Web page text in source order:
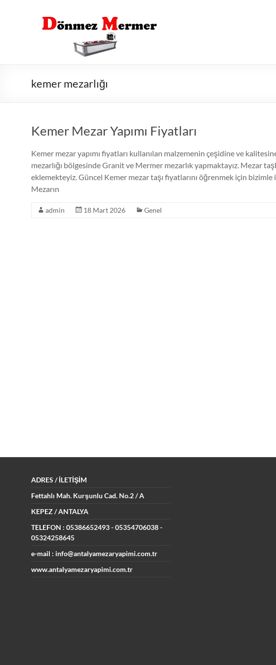
kemer mezarlığı
Kemer Mezar Yapımı Fiyatları
Kemer mezar yapımı fiyatları kullanılan malzemenin çeşidine ve
mezarlığı bölgesinde Granit ve Mermer mezarlık yapmaktayız. Mezar
eklemekteyiz. Güncel Kemer mezar taşı fiyatlarını öğrenmek için
Mezarın
admin 18 Mart 2026 Genel
ADRES / İLETİŞİM
Fettahlı Mah. Kurşunlu Cad. No.2 / A
KEPEZ / ANTALYA
TELEFON : 05386652493- 05354706038 -
05324258645
e-mail : info@antalyamezaryapimi.com.tr
www.antalyamezaryapimi.com.tr